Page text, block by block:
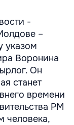
-
–
указом
Воронина
Он
станет
времени
РМ
человека,